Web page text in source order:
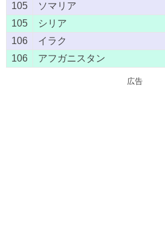
105
ソマリア
105
シリア
106
イラク
106
アフガニスタン
広告